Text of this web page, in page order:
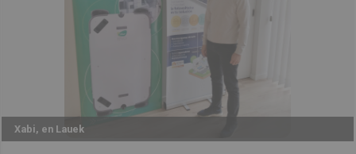
Xabi, en Lauek